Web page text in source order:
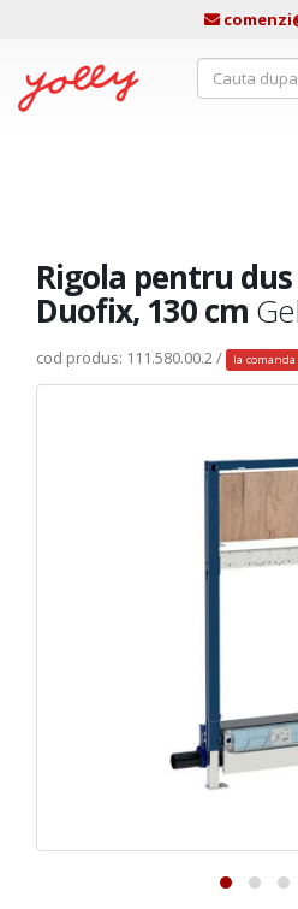
Rigola pentru
Duofix, 130 cm
cod produs: 111.580.00.2 / la comanda